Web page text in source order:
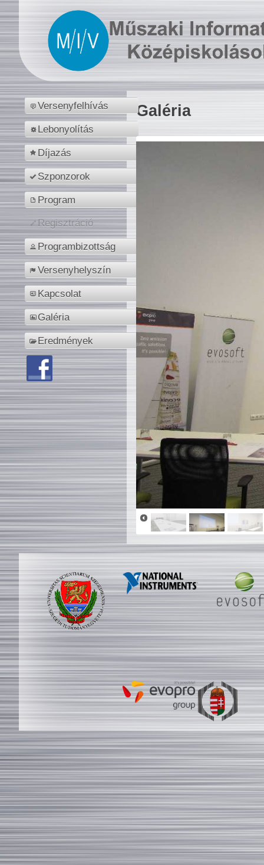
Versenyfelhívás
Lebonyolítás
Díjazás
Szponzorok
Program
Regisztráció
Programbizottság
Versenyhelyszín
Kapcsolat
Galéria
Eredmények
Galéria